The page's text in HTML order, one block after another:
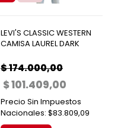
LEVI'S CLASSIC WESTERN
CAMISA LAUREL DARK
$ 174.000,00
$ 101.409,00
Precio Sin Impuestos
Nacionales: $83.809,09